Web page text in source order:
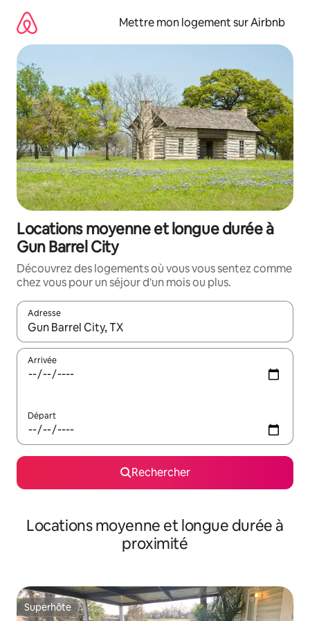
directement
contenu
Mettre mon logement sur Airbnb
Locations moyenne et longue durée à
Gun Barrel City
Découvrez des logements où vous vous sentez comme
chez vous pour un séjour d'un mois ou plus.
Adresse
Lorsque les résultats s'affichent, utilisez les flèches vers le
Arrivée
Départ
Rechercher
Locations moyenne et longue durée à
proximité
Superhôte
Superhôte